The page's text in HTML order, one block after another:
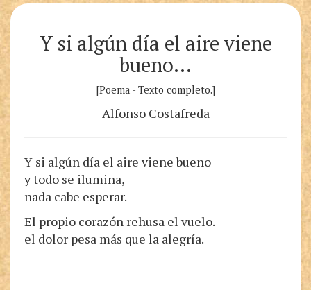
Y si algún día el aire viene
bueno…
[Poema - Texto completo.]
Alfonso Costafreda
Y si algún día el aire viene bueno
y todo se ilumina,
nada cabe esperar.
El propio corazón rehusa el vuelo.
el dolor pesa más que la alegría.